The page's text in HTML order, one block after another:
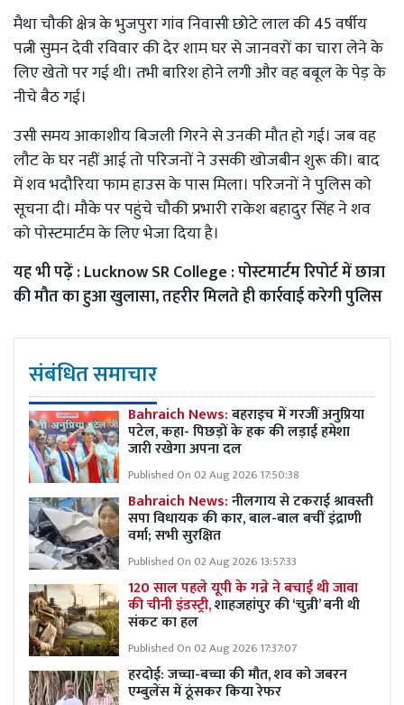
मैथा चौकी क्षेत्र के भुजपुरा गांव निवासी छोटे लाल की 45 वर्षीय
पत्नी सुमन देवी रविवार की देर शाम घर से जानवरों का चारा लेने के
लिए खेतो पर गई थी। तभी बारिश होने लगी और वह बबूल के पेड़ के
नीचे बैठ गई।
उसी समय आकाशीय बिजली गिरने से उनकी मौत हो गई। जब वह
लौट के घर नहीं आई तो परिजनों ने उसकी खोजबीन शुरू की। बाद
में शव भदौरिया फाम हाउस के पास मिला। परिजनों ने पुलिस को
सूचना दी। मौके पर पहुंचे चौकी प्रभारी राकेश बहादुर सिंह ने शव
को पोस्टमार्टम के लिए भेजा दिया है।
यह भी पढ़ें :Lucknow SR College : पोस्टमार्टम रिपोर्ट में छात्रा
की मौत का हुआ खुलासा, तहरीर मिलते ही कार्रवाई करेगी पुलिस
संबंधित समाचार
Bahraich News:बहराइच में गरजीं अनुप्रिया
पटेल, कहा- पिछड़ों के हक की लड़ाई हमेशा
जारी रखेगा अपना दल
Published On 02 Aug 2026 17:50:38
Bahraich News:नीलगाय से टकराई श्रावस्ती
सपा विधायक की कार, बाल-बाल बचीं इंद्राणी
वर्मा; सभी सुरक्षित
Published On 02 Aug 2026 13:57:33
120 साल पहले यूपी के गन्ने ने बचाई थी जावा
की चीनी इंडस्ट्री,शाहजहांपुर की ‘चुन्नी’ बनी थी
संकट का हल
Published On 02 Aug 2026 17:37:07
हरदोई: जच्चा-बच्चा की मौत, शव को जबरन
एम्बुलेंस में ठूंसकर किया रेफर